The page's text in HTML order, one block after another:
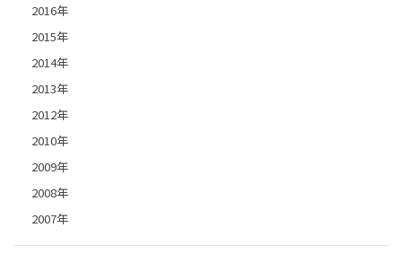
2016年
2015年
2014年
2013年
2012年
2010年
2009年
2008年
2007年